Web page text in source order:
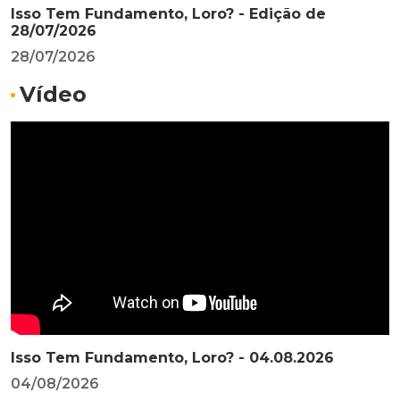
Isso Tem Fundamento, Loro? - Edição de
28/07/2026
28/07/2026
Vídeo
Isso Tem Fundamento, Loro? - 04.08.2026
04/08/2026